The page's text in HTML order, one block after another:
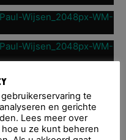
te
en gerichte
Lees meer over
u ze kunt beheren